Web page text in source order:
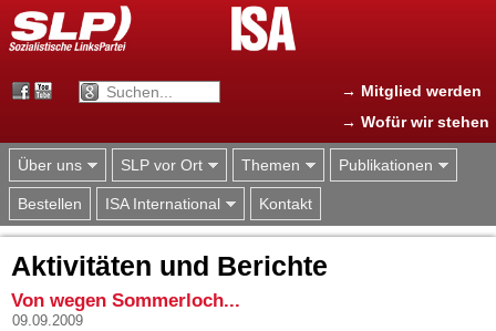
Jump to navigation
→ Mitglied werden
→ Wofür wir stehen
Über uns SLP vor Ort Themen Publikationen
Bestellen ISA International Kontakt
Aktivitäten und Berichte
Von wegen Sommerloch...
09.09.2009